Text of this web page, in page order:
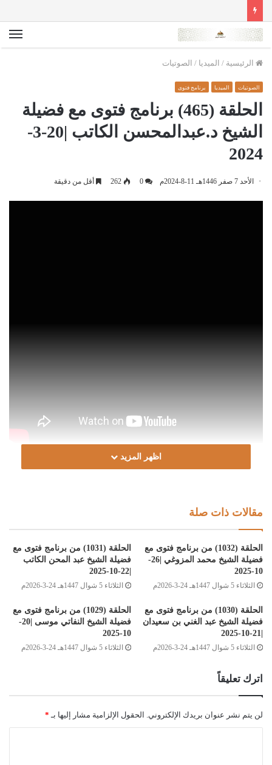
الرئيسية / الميديا / الصوتيات
الصوتيات الميديا برنامج فتوى
الحلقة (465) برنامج فتوى مع فضيلة
الشيخ د.عبدالمحسن الكاتب |20-3-
2024
الأحد 7 صفر 1446هـ 11-8-2024م 0
262 أقل من دقيقة
Post Views: 1٬443
اظهر المزيد
مقالات ذات صلة
الحلقة (1032) من برنامج فتوى مع
فضيلة الشيخ محمد المزوغي |26-
10-2025
الثلاثاء 5 شوال 1447هـ 24-3-2026م
الحلقة (1031) من برنامج فتوى مع
فضيلة الشيخ عبد المحن الكاتب
الثلاثاء 5 شوال 1447هـ 24-3-2026م
الحلقة (1030) من برنامج فتوى مع
فضيلة الشيخ عبد الغني بن سعيدان
الثلاثاء 5 شوال 1447هـ 24-3-2026م
الحلقة (1029) من برنامج فتوى مع
فضيلة الشيخ النفاتي موسى |20-
10-2025
الثلاثاء 5 شوال 1447هـ 24-3-2026م
اترك تعليقاً
لن يتم نشر عنوان بريدك الإلكتروني. الحقول الإلزامية مشار إليها بـ *